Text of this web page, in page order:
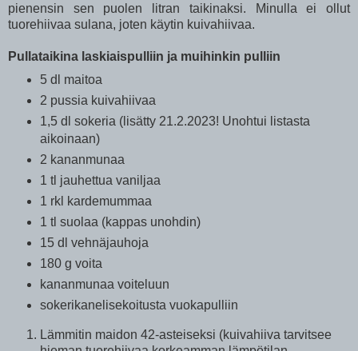
pienensin sen puolen litran taikinaksi. Minulla ei ollut
tuorehiivaa sulana, joten käytin kuivahiivaa.
Pullataikina laskiaispulliin ja muihinkin pulliin
5 dl maitoa
2 pussia kuivahiivaa
1,5 dl sokeria (lisätty 21.2.2023! Unohtui listasta
aikoinaan)
2 kananmunaa
1 tl jauhettua vaniljaa
1 rkl kardemummaa
1 tl suolaa (kappas unohdin)
15 dl vehnäjauhoja
180 g voita
kananmunaa voiteluun
sokerikanelisekoitusta vuokapulliin
Lämmitin maidon 42-asteiseksi (kuivahiiva tarvitsee